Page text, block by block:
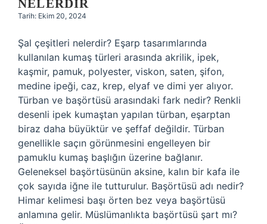
NELERDIR
Tarih: Ekim 20, 2024
Şal çeşitleri nelerdir? Eşarp tasarımlarında
kullanılan kumaş türleri arasında akrilik, ipek,
kaşmir, pamuk, polyester, viskon, saten, şifon,
medine ipeği, caz, krep, elyaf ve dimi yer alıyor.
Türban ve başörtüsü arasındaki fark nedir? Renkli
desenli ipek kumaştan yapılan türban, eşarptan
biraz daha büyüktür ve şeffaf değildir. Türban
genellikle saçın görünmesini engelleyen bir
pamuklu kumaş başlığın üzerine bağlanır.
Geleneksel başörtüsünün aksine, kalın bir kafa ile
çok sayıda iğne ile tutturulur. Başörtüsü adı nedir?
Himar kelimesi başı örten bez veya başörtüsü
anlamına gelir. Müslümanlıkta başörtüsü şart mı?